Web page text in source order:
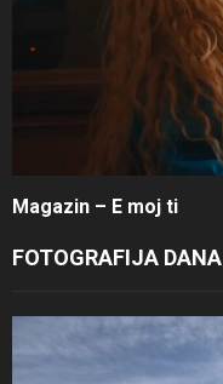
Magazin – E moj ti
FOTOGRAFIJA DANA